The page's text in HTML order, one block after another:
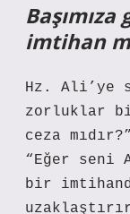
imtihan
Hz. Ali’ye
zorluklar
ceza
“Eğer seni
bir